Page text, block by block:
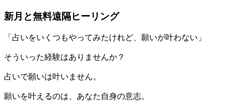
新月と無料遠隔ヒーリング
「占いをいくつもやってみたけれど、願いが叶わない」
そういった経験はありませんか？
占いで願いは叶いません。
願いを叶えるのは、あなた自身の意志。